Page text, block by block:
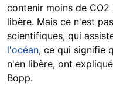
contenir moins de
libère. Mais ce n'est
scientifiques, qui
l'océan, ce qui signifie
n'en libère, ont
Bopp.